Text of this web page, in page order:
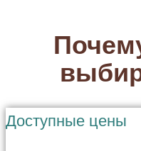
Доступные цены